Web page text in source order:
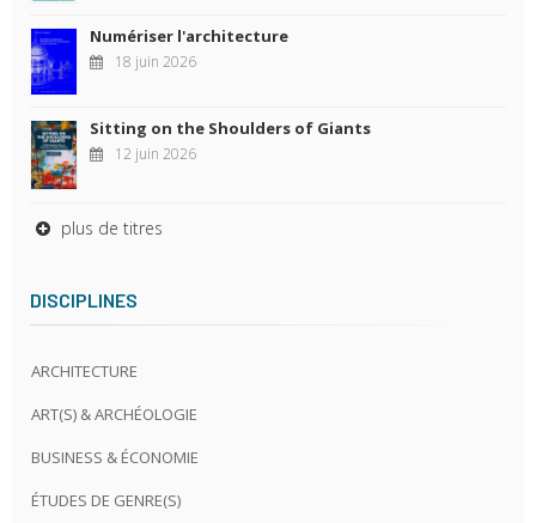
Numériser l'architecture
18 juin 2026
Sitting on the Shoulders of Giants
12 juin 2026
plus de titres
DISCIPLINES
ARCHITECTURE
ART(S) & ARCHÉOLOGIE
BUSINESS & ÉCONOMIE
ÉTUDES DE GENRE(S)